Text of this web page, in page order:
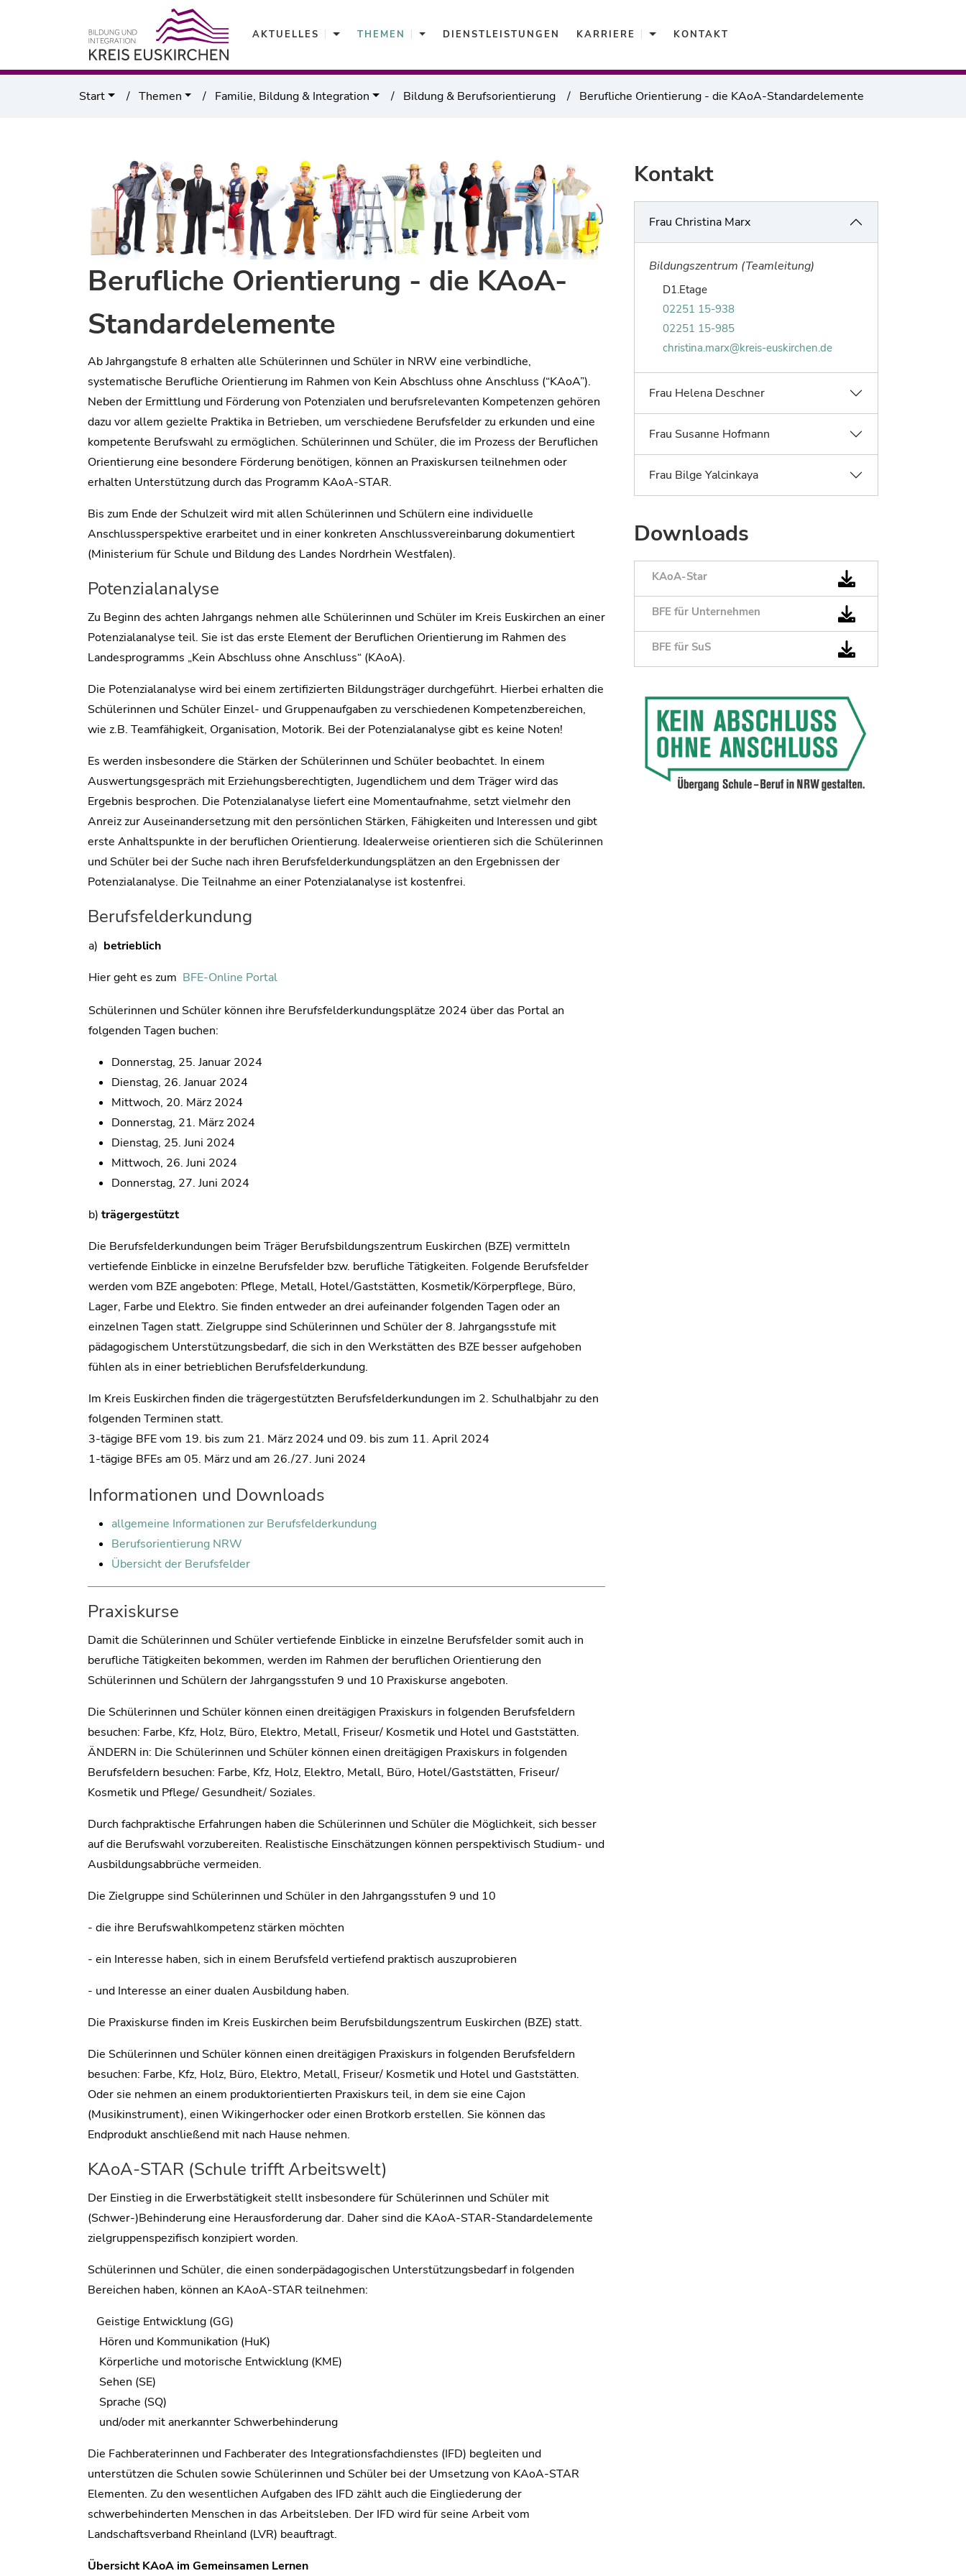
AKTUELLES Aktuelles
THEMEN ThemenDIENSTLEISTUNGEN KARRIERE KarriereKONTAKT
Start Themen Familie, Bildung & Integration Bildung & Berufsorientierung Berufliche Orientierung - die KAoA-Standardelemente
Berufliche Orientierung - die KAoA-
Standardelemente
Ab Jahrgangstufe 8 erhalten alle Schülerinnen und Schüler in NRW eine verbindliche,
systematische Berufliche Orientierung im Rahmen von Kein Abschluss ohne Anschluss (“KAoA”).
Neben der Ermittlung und Förderung von Potenzialen und berufsrelevanten Kompetenzen gehören
dazu vor allem gezielte Praktika in Betrieben, um verschiedene Berufsfelder zu erkunden und eine
kompetente Berufswahl zu ermöglichen. Schülerinnen und Schüler, die im Prozess der Beruflichen
Orientierung eine besondere Förderung benötigen, können an Praxiskursen teilnehmen oder
erhalten Unterstützung durch das Programm KAoA-STAR.
Bis zum Ende der Schulzeit wird mit allen Schülerinnen und Schülern eine individuelle
Anschlussperspektive erarbeitet und in einer konkreten Anschlussvereinbarung dokumentiert
(Ministerium für Schule und Bildung des Landes Nordrhein Westfalen).
Potenzialanalyse
Zu Beginn des achten Jahrgangs nehmen alle Schülerinnen und Schüler im Kreis Euskirchen an einer
Potenzialanalyse teil. Sie ist das erste Element der Beruflichen Orientierung im Rahmen des
Landesprogramms „Kein Abschluss ohne Anschluss“ (KAoA).
Die Potenzialanalyse wird bei einem zertifizierten Bildungsträger durchgeführt. Hierbei erhalten die
Schülerinnen und Schüler Einzel- und Gruppenaufgaben zu verschiedenen Kompetenzbereichen,
wie z.B. Teamfähigkeit, Organisation, Motorik. Bei der Potenzialanalyse gibt es keine Noten!
Es werden insbesondere die Stärken der Schülerinnen und Schüler beobachtet. In einem
Auswertungsgespräch mit Erziehungsberechtigten, Jugendlichem und dem Träger wird das
Ergebnis besprochen. Die Potenzialanalyse liefert eine Momentaufnahme, setzt vielmehr den
Anreiz zur Auseinandersetzung mit den persönlichen Stärken, Fähigkeiten und Interessen und gibt
erste Anhaltspunkte in der beruflichen Orientierung. Idealerweise orientieren sich die Schülerinnen
und Schüler bei der Suche nach ihren Berufsfelderkundungsplätzen an den Ergebnissen der
Potenzialanalyse. Die Teilnahme an einer Potenzialanalyse ist kostenfrei.
Berufsfelderkundung
a) betrieblich
Hier geht es zum BFE-Online Portal
Schülerinnen und Schüler können ihre Berufsfelderkundungsplätze 2024 über das Portal an
folgenden Tagen buchen:
Donnerstag, 25. Januar 2024
Dienstag, 26. Januar 2024
Mittwoch, 20. März 2024
Donnerstag, 21. März 2024
Dienstag, 25. Juni 2024
Mittwoch, 26. Juni 2024
Donnerstag, 27. Juni 2024
b) trägergestützt
Die Berufsfelderkundungen beim Träger Berufsbildungszentrum Euskirchen (BZE) vermitteln
vertiefende Einblicke in einzelne Berufsfelder bzw. berufliche Tätigkeiten. Folgende Berufsfelder
werden vom BZE angeboten: Pflege, Metall, Hotel/Gaststätten, Kosmetik/Körperpflege, Büro,
Lager, Farbe und Elektro. Sie finden entweder an drei aufeinander folgenden Tagen oder an
einzelnen Tagen statt. Zielgruppe sind Schülerinnen und Schüler der 8. Jahrgangsstufe mit
pädagogischem Unterstützungsbedarf, die sich in den Werkstätten des BZE besser aufgehoben
fühlen als in einer betrieblichen Berufsfelderkundung.
Im Kreis Euskirchen finden die trägergestützten Berufsfelderkundungen im 2. Schulhalbjahr zu den
folgenden Terminen statt.
3-tägige BFE vom 19. bis zum 21. März 2024 und 09. bis zum 11. April 2024
1-tägige BFEs am 05. März und am 26./27. Juni 2024
Informationen und Downloads
allgemeine Informationen zur Berufsfelderkundung
Berufsorientierung NRW
Übersicht der Berufsfelder
Praxiskurse
Damit die Schülerinnen und Schüler vertiefende Einblicke in einzelne Berufsfelder somit auch in
berufliche Tätigkeiten bekommen, werden im Rahmen der beruflichen Orientierung den
Schülerinnen und Schülern der Jahrgangsstufen 9 und 10 Praxiskurse angeboten.
Die Schülerinnen und Schüler können einen dreitägigen Praxiskurs in folgenden Berufsfeldern
besuchen: Farbe, Kfz, Holz, Büro, Elektro, Metall, Friseur/ Kosmetik und Hotel und Gaststätten.
ÄNDERN in: Die Schülerinnen und Schüler können einen dreitägigen Praxiskurs in folgenden
Berufsfeldern besuchen: Farbe, Kfz, Holz, Elektro, Metall, Büro, Hotel/Gaststätten, Friseur/
Kosmetik und Pflege/ Gesundheit/ Soziales.
Durch fachpraktische Erfahrungen haben die Schülerinnen und Schüler die Möglichkeit, sich besser
auf die Berufswahl vorzubereiten. Realistische Einschätzungen können perspektivisch Studium- und
Ausbildungsabbrüche vermeiden.
Die Zielgruppe sind Schülerinnen und Schüler in den Jahrgangsstufen 9 und 10
- die ihre Berufswahlkompetenz stärken möchten
- ein Interesse haben, sich in einem Berufsfeld vertiefend praktisch auszuprobieren
- und Interesse an einer dualen Ausbildung haben.
Die Praxiskurse finden im Kreis Euskirchen beim Berufsbildungszentrum Euskirchen (BZE) statt.
Die Schülerinnen und Schüler können einen dreitägigen Praxiskurs in folgenden Berufsfeldern
besuchen: Farbe, Kfz, Holz, Büro, Elektro, Metall, Friseur/ Kosmetik und Hotel und Gaststätten.
Oder sie nehmen an einem produktorientierten Praxiskurs teil, in dem sie eine Cajon
(Musikinstrument), einen Wikingerhocker oder einen Brotkorb erstellen. Sie können das
Endprodukt anschließend mit nach Hause nehmen.
KAoA-STAR (Schule trifft Arbeitswelt)
Der Einstieg in die Erwerbstätigkeit stellt insbesondere für Schülerinnen und Schüler mit
(Schwer-)Behinderung eine Herausforderung dar. Daher sind die KAoA-STAR-Standardelemente
zielgruppenspezifisch konzipiert worden.
Schülerinnen und Schüler, die einen sonderpädagogischen Unterstützungsbedarf in folgenden
Bereichen haben, können an KAoA-STAR teilnehmen:
Geistige Entwicklung (GG)
Hören und Kommunikation (HuK)
Körperliche und motorische Entwicklung (KME)
Sehen (SE)
Sprache (SQ)
und/oder mit anerkannter Schwerbehinderung
Die Fachberaterinnen und Fachberater des Integrationsfachdienstes (IFD) begleiten und
unterstützen die Schulen sowie Schülerinnen und Schüler bei der Umsetzung von KAoA-STAR
Elementen. Zu den wesentlichen Aufgaben des IFD zählt auch die Eingliederung der
schwerbehinderten Menschen in das Arbeitsleben. Der IFD wird für seine Arbeit vom
Landschaftsverband Rheinland (LVR) beauftragt.
Übersicht KAoA im Gemeinsamen Lernen
Kontakt
Frau Christina Marx
Bildungszentrum (Teamleitung)
D1.EtageRaum von Christina Marx:
02251 15-938Telefonnummer von Christina Marx:
02251 15-985Faxnummer von Christina Marx:
E-Mail von Christina Marx:
christina.marx@kreis-euskirchen.de
Frau Helena Deschner
Frau Susanne Hofmann
Frau Bilge Yalcinkaya
Downloads
KAoA-Star
BFE für Unternehmen
BFE für SuS